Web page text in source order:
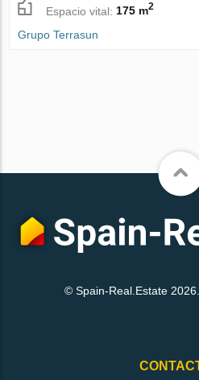
Espacio vital:175 m2
Grupo Terrasun
© Spain-Real.Estate